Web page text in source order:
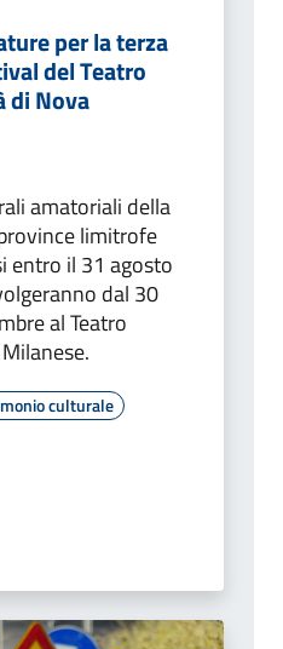
per la terza
del Teatro
di Nova
amatoriali della
limitrofe
entro il 31 agosto
dal 30
al Teatro
culturale